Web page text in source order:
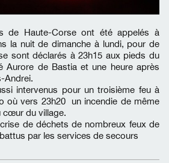
la nuit de dimanche à lundi, pour de
sont déclarés à 23h15 aux pieds du
Aurore de Bastia et une heure après
Andrei.
intervenus pour un troisième feu à
où vers 23h20 un incendie de même
cœur du village.
de déchets de nombreux feux de
par les services de secours